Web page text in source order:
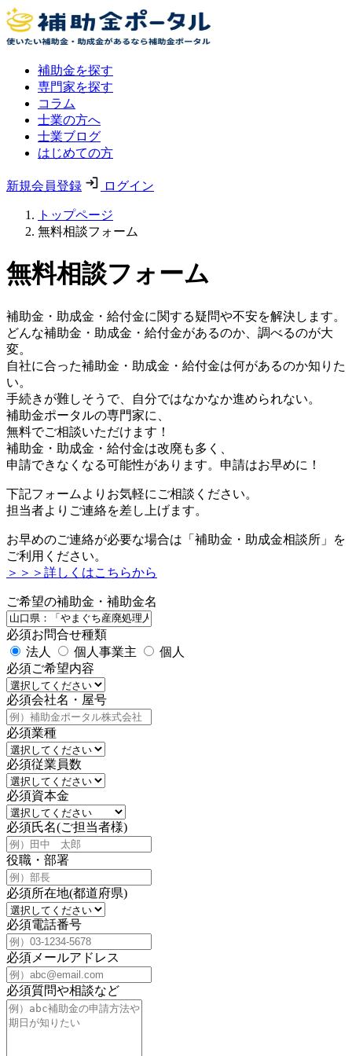
補助金を探す
専門家を探す
コラム
士業の方へ
士業ブログ
はじめての方
新規会員登録 ログイン
トップページ
無料相談フォーム
無料相談フォーム
補助金・助成金・給付金に関する疑問や不安を解決します。
どんな補助金・助成金・給付金があるのか、調べるのが大
変。
自社に合った補助金・助成金・給付金は何があるのか知りた
い。
手続きが難しそうで、自分ではなかなか進められない。
補助金ポータルの専門家に、
無料でご相談いただけます！
補助金・助成金・給付金は改廃も多く、
申請できなくなる可能性があります。申請はお早めに！
下記フォームよりお気軽にご相談ください。
担当者よりご連絡を差し上げます。
お早めのご連絡が必要な場合は「補助金・助成金相談所」を
ご利用ください。
＞＞＞詳しくはこちらから
ご希望の補助金・補助金名
必須お問合せ種類
法人
個人事業主
個人
必須ご希望内容
必須会社名・屋号
必須業種
必須従業員数
必須資本金
必須氏名(ご担当者様)
役職・部署
必須所在地(都道府県)
必須電話番号
必須 メールアドレス
必須質問や相談など